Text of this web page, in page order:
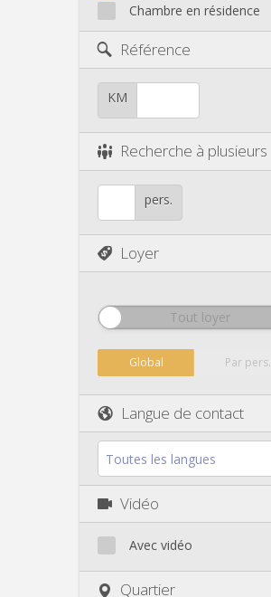
Chambre en résidence
Référence
KM
Recherche à plusieurs
pers.
Loyer
Tout loyer
Global Par pers.
Langue de contact
Toutes les langues
Vidéo
Avec vidéo
Quartier